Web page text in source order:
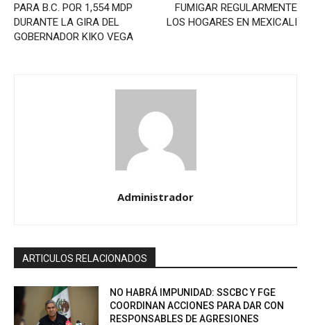
PARA B.C. POR 1,554 MDP
DURANTE LA GIRA DEL
GOBERNADOR KIKO VEGA
FUMIGAR REGULARMENTE
LOS HOGARES EN MEXICALI
Administrador
ARTICULOS RELACIONADOS
NO HABRÁ IMPUNIDAD: SSCBC Y FGE
COORDINAN ACCIONES PARA DAR CON
RESPONSABLES DE AGRESIONES